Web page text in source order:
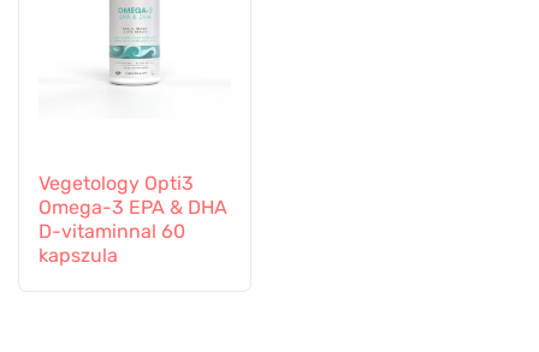
Vegetology Opti3
Omega-3 EPA & DHA
D-vitaminnal 60
kapszula